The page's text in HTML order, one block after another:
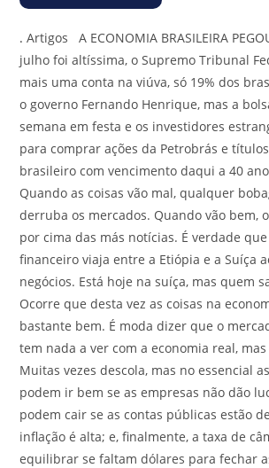
. Artigos A ECONOMIA BRASILEIRA
julho foi altíssima, o Supremo Tribunal
mais uma conta na viúva, só 19% dos
o governo Fernando Henrique, mas a
semana em festa e os investidores
para comprar ações da Petrobrás e
brasileiro com vencimento daqui a 40
Quando as coisas vão mal, qualquer
derruba os mercados. Quando vão bem,
por cima das más notícias. É verdade
financeiro viaja entre a Etiópia e a Suíça
negócios. Está hoje na suíça, mas quem
Ocorre que desta vez as coisas na
bastante bem. É moda dizer que o
tem nada a ver com a economia real,
Muitas vezes descola, mas no essencial
podem ir bem se as empresas não dão
podem cair se as contas públicas estão
inflação é alta; e, finalmente, a taxa de
equilibrar se faltam dólares para fechar